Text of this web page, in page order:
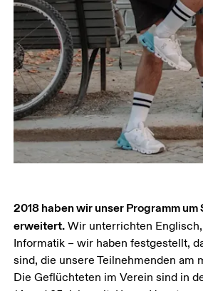
2018 haben wir unser Programm
erweitert. Wir unterrichten
Informatik – wir haben festgestellt,
sind, die unsere Teilnehmenden am
Die Geflüchteten im Verein sind in